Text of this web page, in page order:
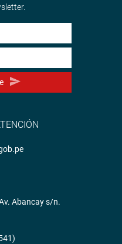
Abancay s/n.